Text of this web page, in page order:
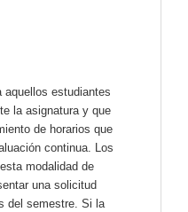
estudiantes
la asignatura y que
de horarios que
continua. Los
modalidad de
una solicitud
del semestre. Si la